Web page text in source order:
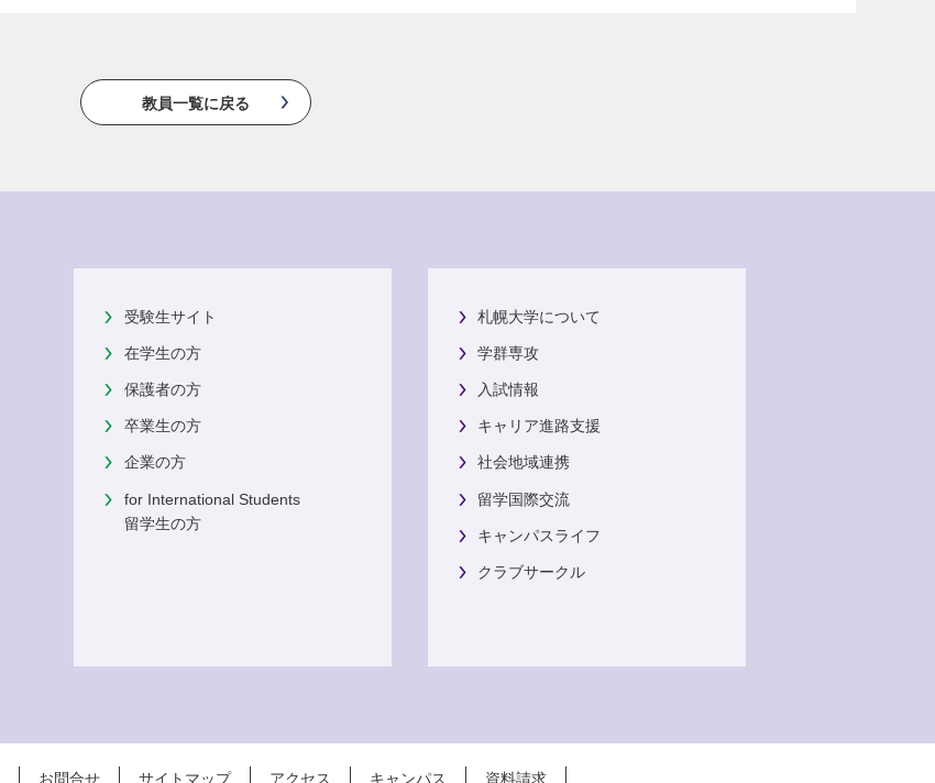
教員一覧に戻る
受験生サイト
在学生の方
保護者の方
卒業生の方
企業の方
for International Students
留学生の方
札幌大学について
学群専攻
入試情報
キャリア進路支援
社会地域連携
留学国際交流
キャンパスライフ
クラブサークル
お問合せ サイトマップ アクセス キャンパス 資料請求